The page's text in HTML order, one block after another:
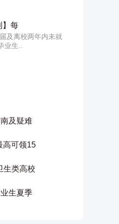
】每
及离校两年内未就
业生..
及疑难
高可领15
生类高校
生夏季